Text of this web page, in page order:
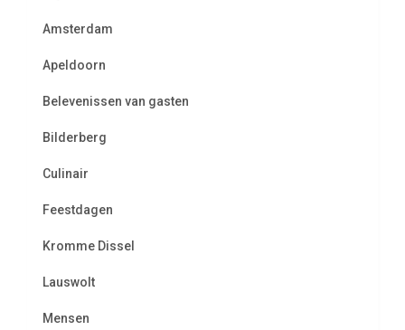
Amsterdam
Apeldoorn
Belevenissen van gasten
Bilderberg
Culinair
Feestdagen
Kromme Dissel
Lauswolt
Mensen